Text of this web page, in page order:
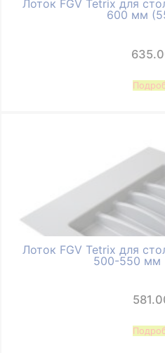
Лоток FGV Tetrix для
600 мм
Лоток FGV Tetrix для
500-550 мм